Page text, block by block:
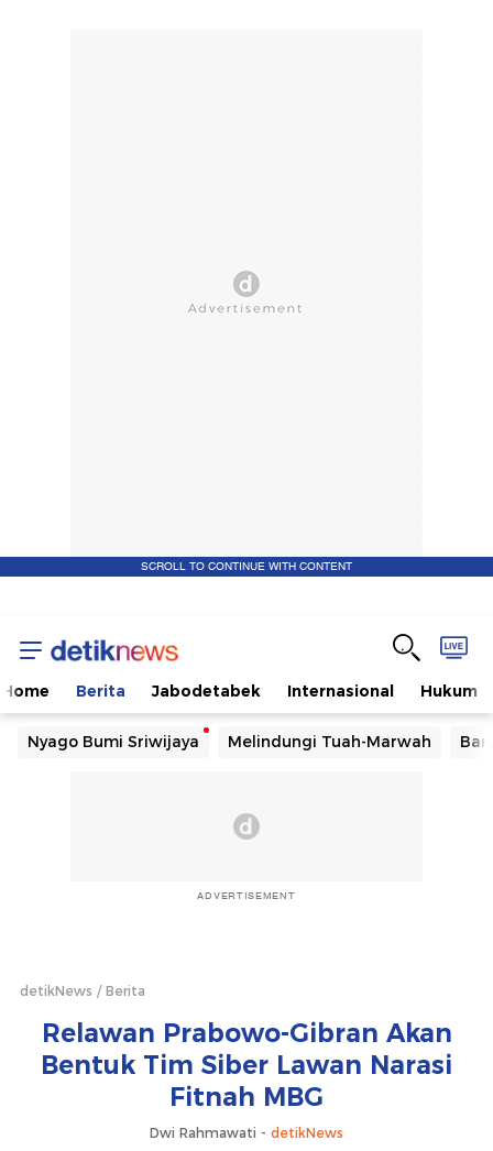
SCROLL TO CONTINUE WITH CONTENT
Home Berita Jabodetabek Internasional Hukum
Nyago Bumi Sriwijaya Melindungi Tuah-Marwah
ADVERTISEMENT
detikNews Berita
Relawan Prabowo-Gibran Akan
Bentuk Tim Siber Lawan Narasi
Fitnah MBG
Dwi Rahmawati - detikNews